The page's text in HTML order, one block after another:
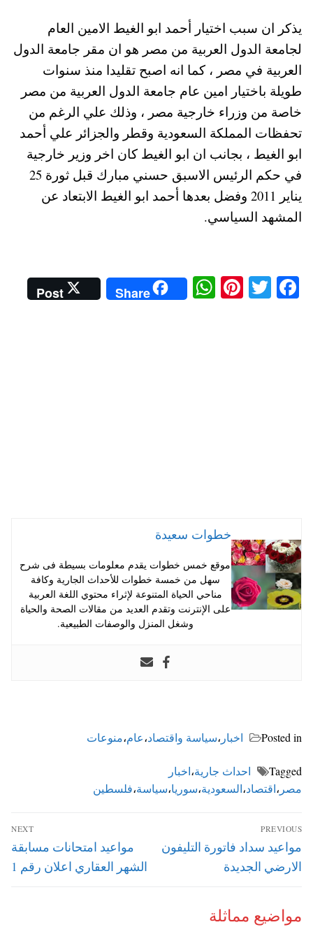
يذكر ان سبب اختيار أحمد ابو الغيط الامين العام
لجامعة الدول العربية من مصر هو ان مقر جامعة الدول
العربية في مصر ، كما انه اصبح تقليدا منذ سنوات
طويلة باختيار امين عام جامعة الدول العربية من مصر
خاصة من وزراء خارجية مصر ، وذلك علي الرغم من
تحفظات المملكة السعودية وقطر والجزائر علي أحمد
ابو الغيط ، بجانب ان ابو الغيط كان اخر وزير خارجية
في حكم الرئيس الاسبق حسني مبارك قبل ثورة 25
يناير 2011 وفضل بعدها أحمد ابو الغيط الابتعاد عن
المشهد السياسي.
Fa
T
Pi
W
ha
Share
Post
خطوات سعيدة
موقع خمس خطوات يقدم معلومات بسيطة فى شرح
سهل من خمسة خطوات للأحداث الجارية وكافة
مناحي الحياة المتنوعة لإثراء محتوي اللغة العربية
على الإنترنت وتقدم العديد من مقالات الصحة والحياة
وشغل المنزل والوصفات الطبيعية.
Posted in اخبار ،سياسة واقتصاد،عام،منوعات
Tagged احداث جارية،اخبار
مصر ،اقتصاد،السعودية،سوريا،سياسة،فلسطين
تصفّح
المقالات
PREVIOUS
Previous
post:
مواعيد سداد فاتورة التليفون
الارضي الجديدة
NEXT
Next
post:
مواعيد امتحانات مسابقة
الشهر العقاري اعلان رقم 1
مواضيع مماثلة